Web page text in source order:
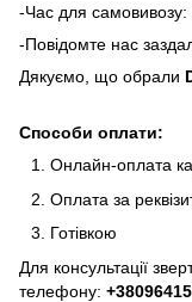
-Час для самовивозу:
-Повідомте нас
Дякуємо, що обрали
Способи оплати:
Онлайн-оплата
Оплата за
Готівкою
Для консультації
телефону: